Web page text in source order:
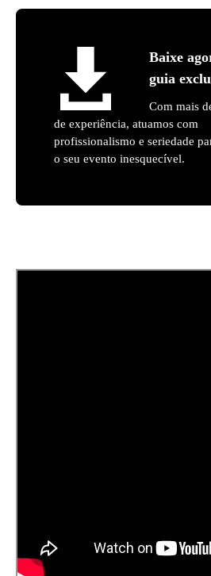
Baixe
guia
Com mais
de experiência, atuamos com
profissionalismo e seriedade
o seu evento inesquecível.